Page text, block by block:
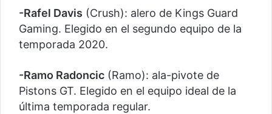
-Rafel Davis (Crush): alero de Kings Guard
Gaming. Elegido en el segundo equipo de la
temporada 2020.
-Ramo Radoncic (Ramo): ala-pivote de
Pistons GT. Elegido en el equipo ideal de la
última temporada regular.